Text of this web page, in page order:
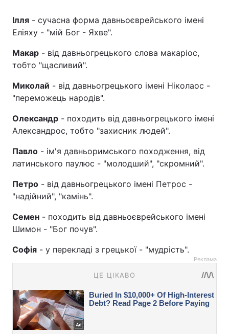
Ілля - сучасна форма давньоєврейського імені
Еліяху - "мій Бог - Яхве".
Макар - від давньогрецького слова макаріос,
тобто "щасливий".
Миколай - від давньогрецького імені Ніколаос -
"переможець народів".
Олександр - походить від давньогрецького імені
Александрос, тобто "захисник людей".
Павло - ім'я давньоримського походження, від
латинського паулюс - "молодший", "скромний".
Петро - від давньогрецького імені Петрос -
"надійний", "камінь".
Семен - походить від давньоєврейського імені
Шимон - "Бог почув".
Софія - у перекладі з грецької - "мудрість".
Реклама